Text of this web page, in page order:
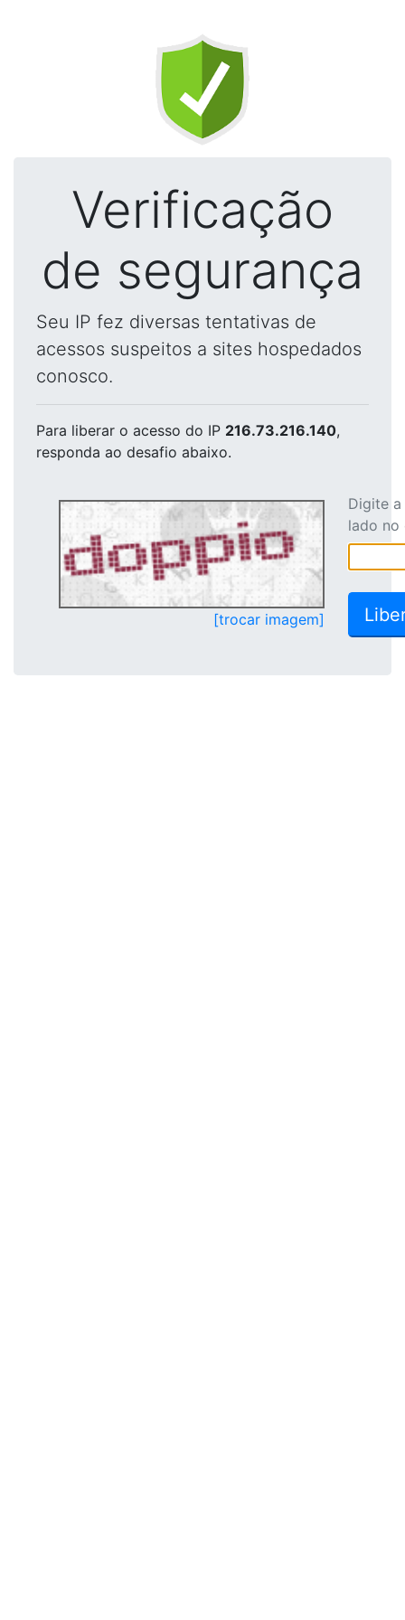
Verificação
de segurança
Seu IP fez diversas tentativas de
acessos suspeitos a sites hospedados
conosco.
Para liberar o acesso do IP 216.73.216.140,
responda ao desafio abaixo.
[trocar imagem]
Digite
lado no